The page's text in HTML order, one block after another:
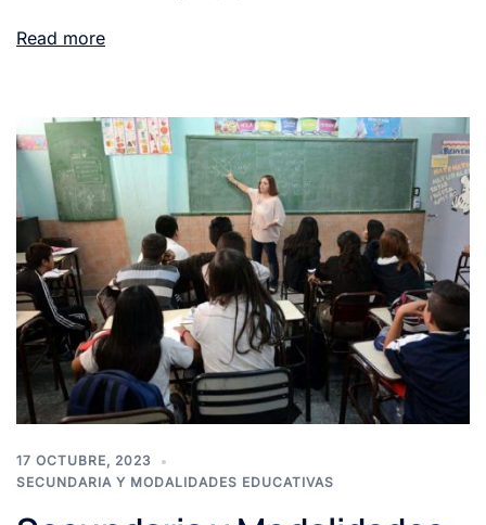
Read more
17 OCTUBRE, 2023
SECUNDARIA Y MODALIDADES EDUCATIVAS